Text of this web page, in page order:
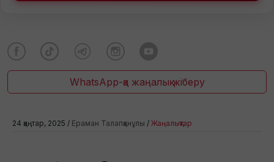
WhatsApp-қа жаңалық жіберу
24 қаңтар, 2025 / Ераман Талапқанұлы / Жаңалықтар